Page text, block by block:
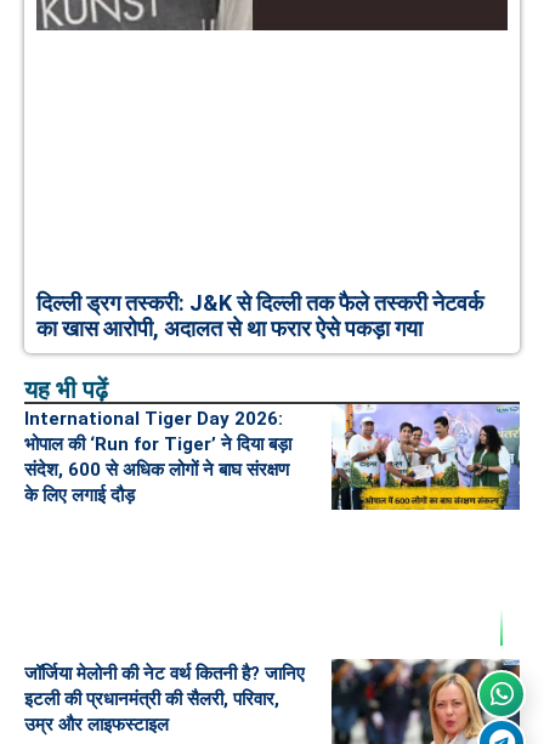
दिल्ली ड्रग तस्करी: J&K से दिल्ली तक फैले तस्करी नेटवर्क
का खास आरोपी, अदालत से था फरार ऐसे पकड़ा गया
यह भी पढ़ें
International Tiger Day 2026:
भोपाल की ‘Run for Tiger’ ने दिया बड़ा
संदेश, 600 से अधिक लोगों ने बाघ संरक्षण
के लिए लगाई दौड़
जॉर्जिया मेलोनी की नेट वर्थ कितनी है? जानिए
इटली की प्रधानमंत्री की सैलरी, परिवार,
उम्र और लाइफस्टाइल